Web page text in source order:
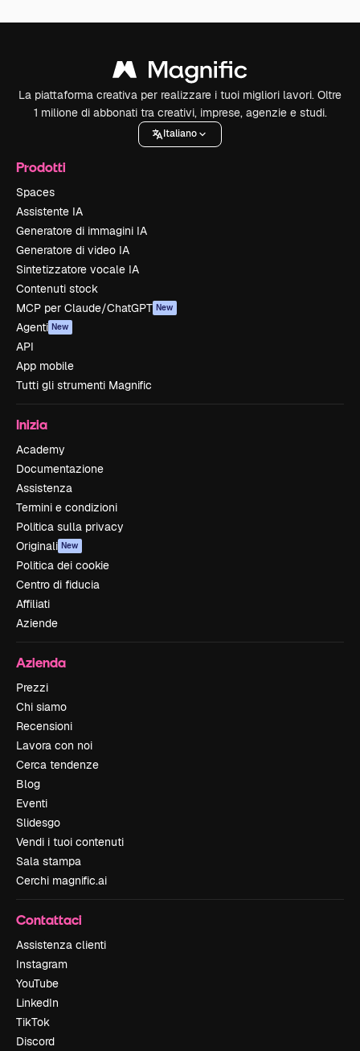
La piattaforma creativa per realizzare i tuoi migliori lavori. Oltre
1 milione di abbonati tra creativi, imprese, agenzie e studi.
Italiano
Prodotti
Spaces
Assistente IA
Generatore di immagini IA
Generatore di video IA
Sintetizzatore vocale IA
Contenuti stock
MCP per Claude/ChatGPT New
Agenti New
API
App mobile
Tutti gli strumenti Magnific
Inizia
Academy
Documentazione
Assistenza
Termini e condizioni
Politica sulla privacy
Originali New
Politica dei cookie
Centro di fiducia
Affiliati
Aziende
Azienda
Prezzi
Chi siamo
Recensioni
Lavora con noi
Cerca tendenze
Blog
Eventi
Slidesgo
Vendi i tuoi contenuti
Sala stampa
Cerchi magnific.ai
Contattaci
Assistenza clienti
Instagram
YouTube
LinkedIn
TikTok
Discord